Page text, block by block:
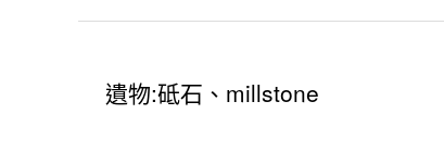
遺物:砥石、millstone